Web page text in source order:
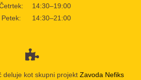
14:30–19:00
Petek:
14:30–21:00
deluje kot skupni projekt Zavoda Nefiks